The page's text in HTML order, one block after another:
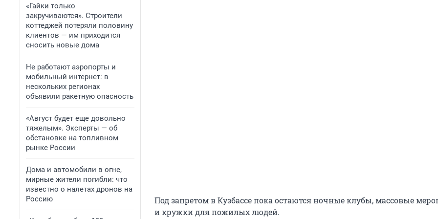
«Гайки только
закручиваются». Строители
коттеджей потеряли половину
клиентов — им приходится
сносить новые дома
Не работают аэропорты и
мобильный интернет: в
нескольких регионах
объявили ракетную опасность
«Август будет еще довольно
тяжелым». Эксперты — об
обстановке на топливном
рынке России
Дома и автомобили в огне,
мирные жители погибли: что
известно о налетах дронов на
Россию
Под запретом в Кузбассе пока остаются ночные клубы, массовые
и кружки для пожилых людей.